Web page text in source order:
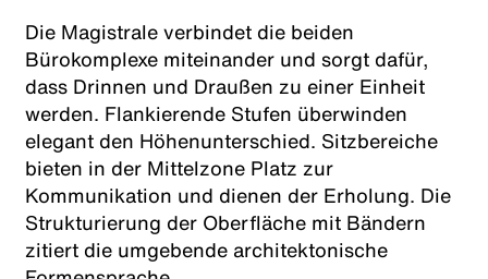
Die Magistrale verbindet die beiden
Bürokomplexe miteinander und sorgt dafür,
dass Drinnen und Draußen zu einer Einheit
werden. Flankierende Stufen überwinden
elegant den Höhenunterschied. Sitzbereiche
bieten in der Mittelzone Platz zur
Kommunikation und dienen der Erholung. Die
Strukturierung der Oberfläche mit Bändern
zitiert die umgebende architektonische